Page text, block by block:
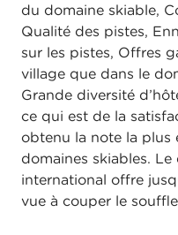
du domaine skiable,
Qualité des pistes,
sur les pistes, Offres
village que dans le
Grande diversité
ce qui est de la
obtenu la note la plus
domaines skiables.
international offre
vue à couper le